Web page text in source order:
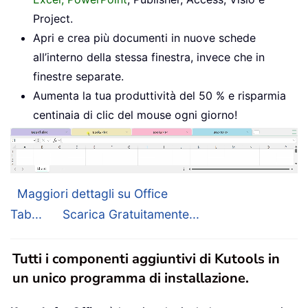
Project.
Apri e crea più documenti in nuove schede
all’interno della stessa finestra, invece che in
finestre separate.
Aumenta la tua produttività del 50 % e risparmia
centinaia di clic del mouse ogni giorno!
Maggiori dettagli su Office
Tab...
Scarica Gratuitamente...
Tutti i componenti aggiuntivi di Kutools in
un unico programma di installazione.